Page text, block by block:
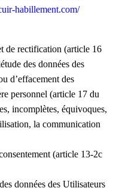
habillement.com/
de rectification (article 16
des données des
d’effacement des
personnel (article 17 du
incomplètes, équivoques,
la communication
(article 13-2c
données des Utilisateurs